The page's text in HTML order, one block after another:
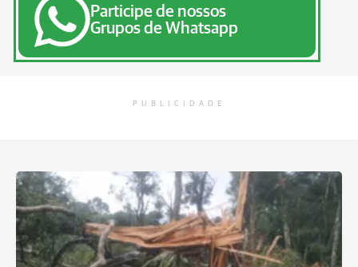
Participe de nossos
Grupos de Whatsapp
PUBLICIDADE